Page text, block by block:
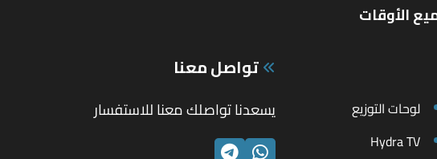
الأوقات
لوحات التوزيع
Hydra TV
تواصل معنا
يسعدنا تواصلك معنا للاستفسار
الواتسابتليجرام